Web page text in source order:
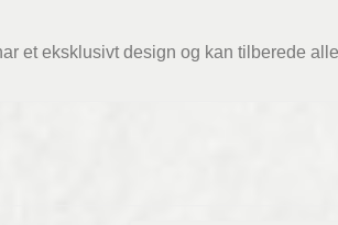
et eksklusivt design og kan tilberede